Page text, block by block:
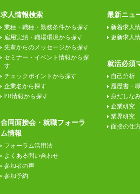
求人情報検索
業種・職種・勤務条件から探す
雇用実績・職場環境から探す
先輩からのメッセージから探す
セミナー・イベント情報から探
す
チェックポイントから探す
企業名から探す
PR情報から探す
合同面接会・就職フォーラ
ム情報
フォーラム活用法
よくある問い合わせ
参加者の声
参加予約
最新ニュ
新着求人
更新求人
就活必須
自己分析
履歴書・
身だしな
企業研究
業界研究
面接の仕